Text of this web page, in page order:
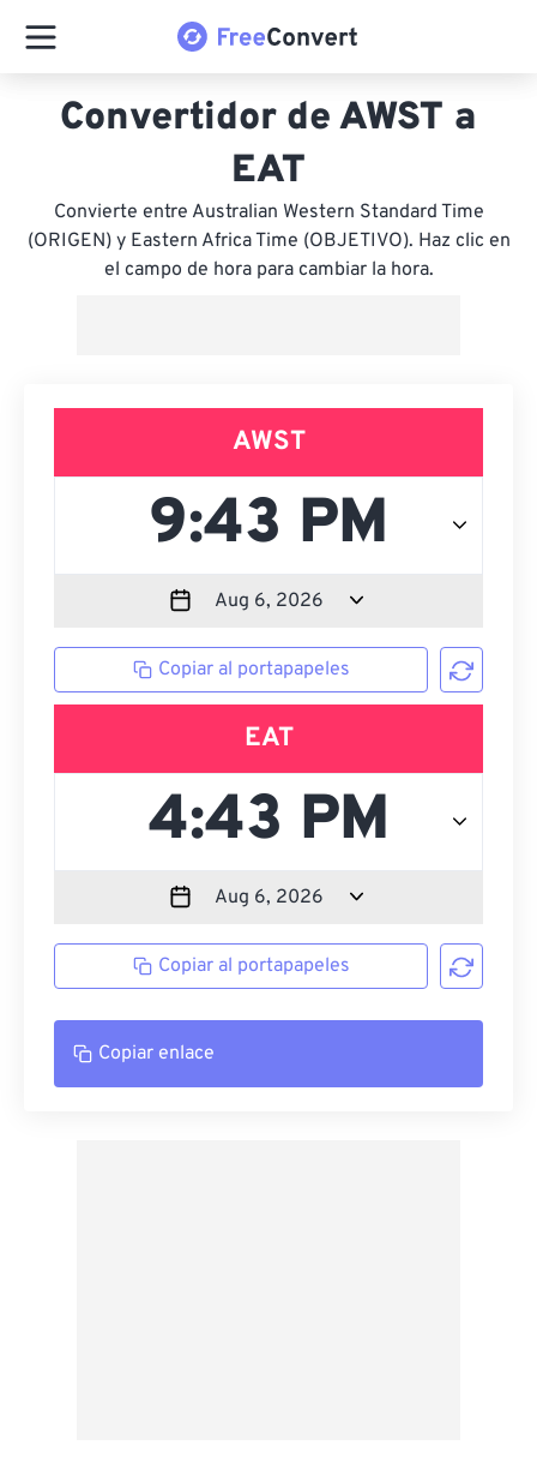
Convertidor de AWST a
EAT
Convierte entre Australian Western Standard Time
(ORIGEN) y Eastern Africa Time (OBJETIVO). Haz clic en
el campo de hora para cambiar la hora.
AWST
Copiar al portapapeles
EAT
Copiar al portapapeles
Copiar enlace